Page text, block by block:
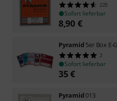
225
Sofort lieferbar
8,90 €
Pyramid 5er Box E-
2
Sofort lieferbar
35€
Pyramid 013